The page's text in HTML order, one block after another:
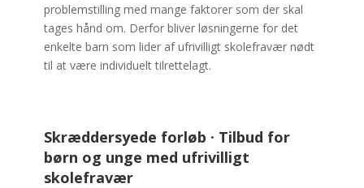
problemstilling med mange faktorer som der skal
tages hånd om. Derfor bliver løsningerne for det
enkelte barn som lider af ufrivilligt skolefravær nødt
til at være individuelt tilrettelagt.
Skræddersyede forløb · Tilbud for
børn og unge med ufrivilligt
skolefravær